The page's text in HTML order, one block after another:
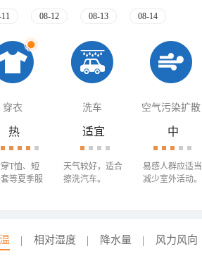
08-12 08-13 08-14
穿衣 洗车 空气污染扩散
热
T恤、短
等夏季服
适宜
天气较好，适合
擦洗汽车。
中
易感人群应适当
减少室外活动。
相对湿度 降水量 风力风向